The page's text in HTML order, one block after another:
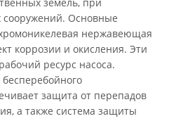
сооружений. Основные
нержавеющая
коррозии и окисления. Эти
ресурс насоса.
защита от перепадов
а также система защиты